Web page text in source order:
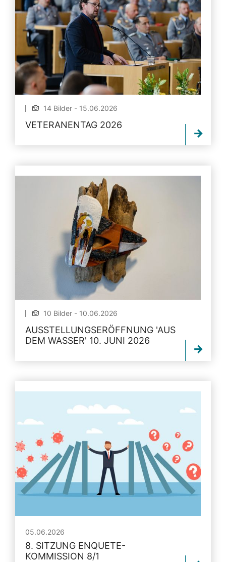
14 Bilder - 15.06.2026
VETERANENTAG 2026
10 Bilder - 10.06.2026
AUSSTELLUNGSERÖFFNUNG 'AUS
DEM WASSER' 10. JUNI 2026
05.06.2026
8. SITZUNG ENQUETE-
KOMMISSION 8/1